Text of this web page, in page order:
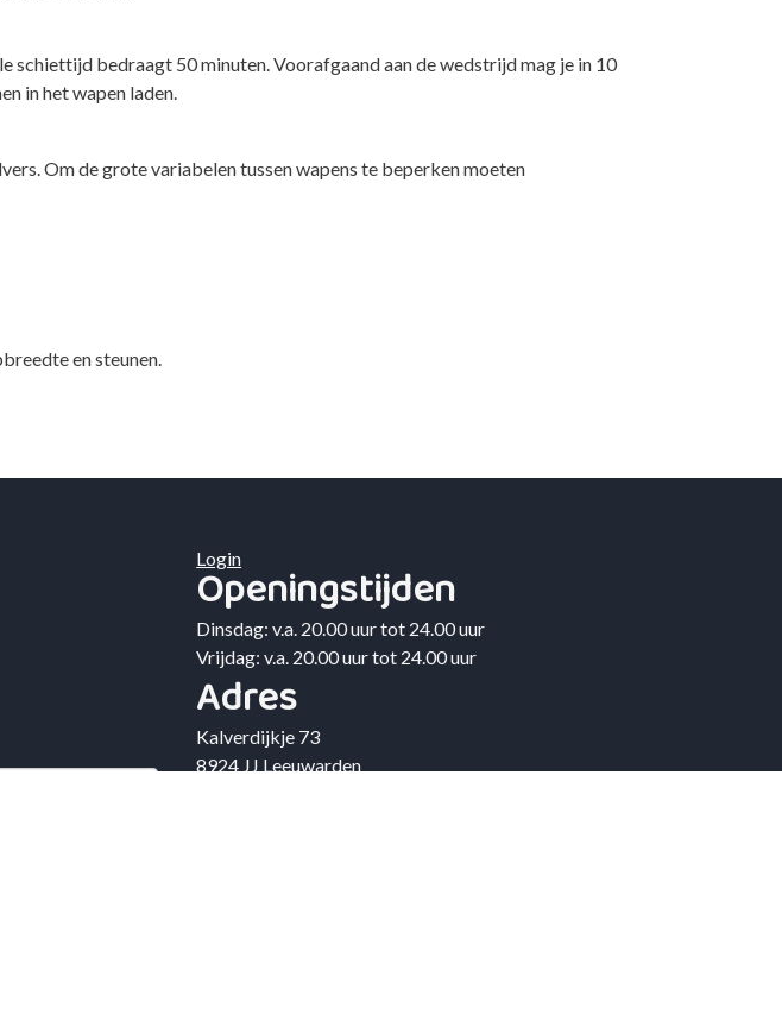
schiettijd bedraagt 50 minuten. Voorafgaand aan de wedstrijd mag je in 10
in het wapen laden.
Om de grote variabelen tussen wapens te beperken moeten
en steunen.
Login
Openingstijden
Dinsdag: v.a. 20.00 uur tot 24.00 uur
Vrijdag: v.a. 20.00 uur tot 24.00 uur
Adres
Kalverdijkje 73
8924 JJ Leeuwarden